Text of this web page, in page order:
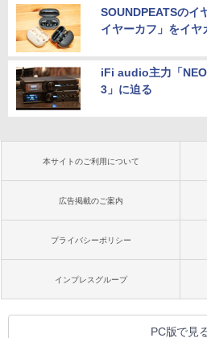
SOUNDPEATSのイ
イヤーカフ」をイヤ
iFi audio主力「
3」に迫る
本サイトのご利用について
広告掲載のご案内
プライバシーポリシー
インプレスグループ
PC版で見